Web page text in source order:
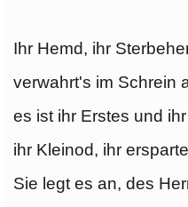
Ihr Hemd, ihr
verwahrt's im Schrein
es ist ihr Erstes und
ihr Kleinod, ihr
Sie legt es an, des